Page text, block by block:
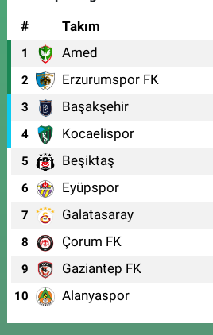
#
Takım
1 Amed
2 Erzurumspor FK
3 Başakşehir
4 Kocaelispor
5 Beşiktaş
6 Eyüpspor
7 Galatasaray
8 Çorum FK
9 Gaziantep FK
10 Alanyaspor